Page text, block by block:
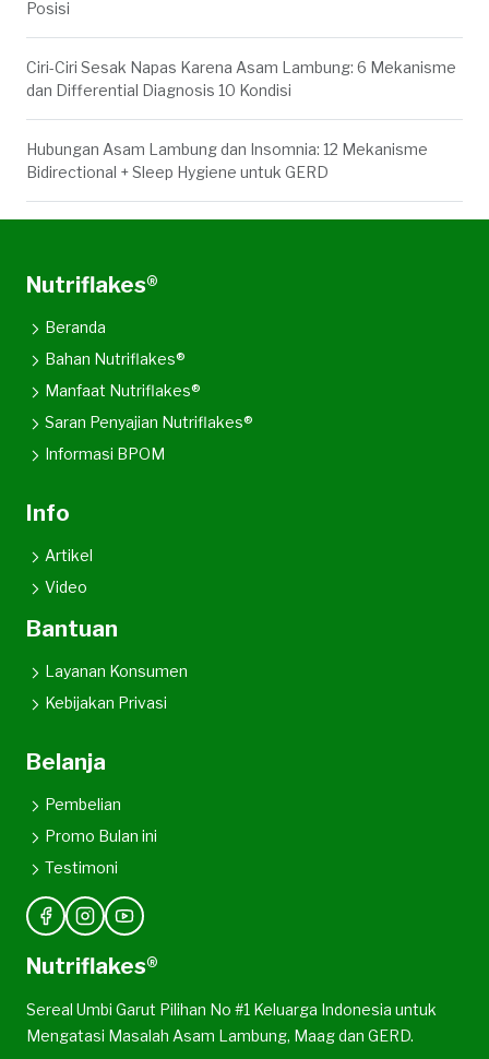
Posisi
Ciri-Ciri Sesak Napas Karena Asam Lambung: 6 Mekanisme
dan Differential Diagnosis 10 Kondisi
Hubungan Asam Lambung dan Insomnia: 12 Mekanisme
Bidirectional + Sleep Hygiene untuk GERD
Nutriflakes®
Beranda
Bahan Nutriflakes®
Manfaat Nutriflakes®
Saran Penyajian Nutriflakes®
Informasi BPOM
Info
Artikel
Video
Bantuan
Layanan Konsumen
Kebijakan Privasi
Belanja
Pembelian
Promo Bulan ini
Testimoni
Nutriflakes®
Sereal Umbi Garut Pilihan No #1 Keluarga Indonesia untuk
Mengatasi Masalah Asam Lambung, Maag dan GERD.